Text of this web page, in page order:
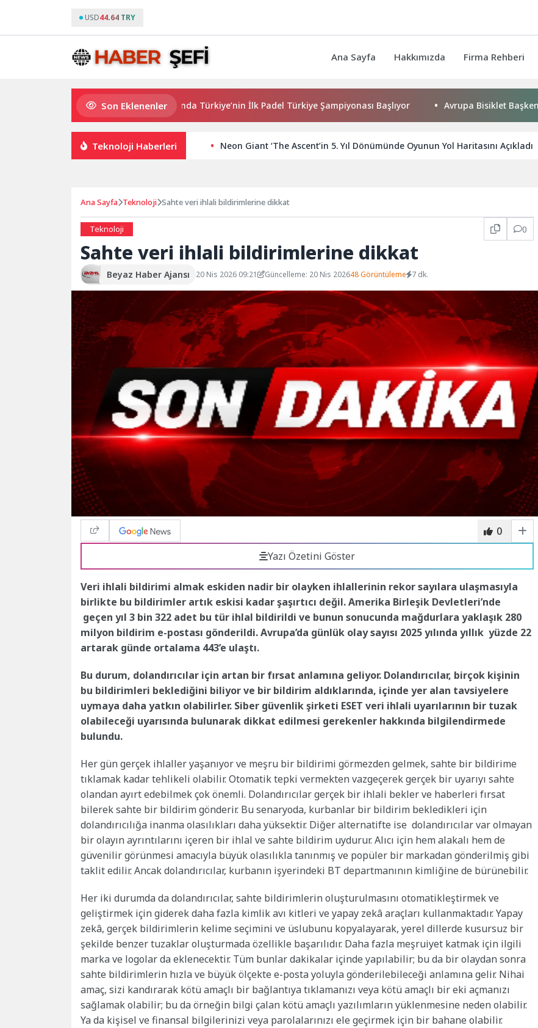
USD44.64 TRY
Ana Sayfa Hakkımızda Firma Rehberi
Son Eklenenler
QNB Türkiye Ana Sponsorluğunda Türkiye’nin İlk Padel Türkiye Şampiyonası Başlıyor Avrupa Bisiklet Başkenti
Teknoloji Haberleri Neon Giant ‘The Ascent’in 5. Yıl Dönümünde Oyunun Yol Haritasını Açıkladı
Ana Sayfa Teknoloji Sahte veri ihlali bildirimlerine dikkat
Teknoloji 0
Sahte veri ihlali bildirimlerine dikkat
Beyaz Haber Ajansı 20 Nis 2026 09:21 Güncelleme: 20 Nis 202648 Görüntüleme 7 dk.
0
Yazı Özetini Göster
Veri ihlali bildirimi almak eskiden nadir bir olayken ihlallerinin rekor sayılara ulaşmasıyla
birlikte bu bildirimler artık eskisi kadar şaşırtıcı değil. Amerika Birleşik Devletleri’nde
geçen yıl 3 bin 322 adet bu tür ihlal bildirildi ve bunun sonucunda mağdurlara yaklaşık 280
milyon bildirim e-postası gönderildi. Avrupa’da günlük olay sayısı 2025 yılında yıllık yüzde 22
artarak günde ortalama 443’e ulaştı.
Bu durum, dolandırıcılar için artan bir fırsat anlamına geliyor. Dolandırıcılar, birçok kişinin
bu bildirimleri beklediğini biliyor ve bir bildirim aldıklarında, içinde yer alan tavsiyelere
uymaya daha yatkın olabilirler. Siber güvenlik şirketi ESET veri ihlali uyarılarının bir tuzak
olabileceği uyarısında bulunarak dikkat edilmesi gerekenler hakkında bilgilendirmede
bulundu.
Her gün gerçek ihlaller yaşanıyor ve meşru bir bildirimi görmezden gelmek, sahte bir bildirime
tıklamak kadar tehlikeli olabilir. Otomatik tepki vermekten vazgeçerek gerçek bir uyarıyı sahte
olandan ayırt edebilmek çok önemli. Dolandırıcılar gerçek bir ihlali beklerve haberleri fırsat
bilerek sahte bir bildirim gönderir. Bu senaryoda, kurbanlar bir bildirim bekledikleri için
dolandırıcılığa inanma olasılıkları daha yüksektir. Diğer alternatifte ise dolandırıcılarvar olmayan
bir olayın ayrıntılarını içeren bir ihlal ve sahte bildirim uydurur. Alıcı için hem alakalı hem de
güvenilir görünmesi amacıyla büyük olasılıkla tanınmış ve popüler bir markadan gönderilmiş gibi
taklit edilir. Ancak dolandırıcılar, kurbanın işyerindeki BT departmanının kimliğine de bürünebilir.
Her iki durumda da dolandırıcılar, sahte bildirimlerin oluşturulmasını otomatikleştirmek ve
geliştirmek için giderek daha fazla kimlik avı kitleri ve yapay zekâ araçları kullanmaktadır. Yapay
zekâ, gerçek bildirimlerin kelime seçimini ve üslubunu kopyalayarak, yerel dillerde kusursuz bir
şekilde benzer tuzaklar oluşturmada özellikle başarılıdır. Daha fazla meşruiyet katmak için ilgili
marka ve logolar da eklenecektir. Tüm bunlar dakikalar içinde yapılabilir; bu da bir olaydan sonra
sahte bildirimlerin hızla ve büyük ölçekte e-posta yoluyla gönderilebileceği anlamına gelir. Nihai
amaç, sizi kandırarak kötü amaçlı bir bağlantıya tıklamanızı veya kötü amaçlı bir eki açmanızı
sağlamak olabilir; bu da örneğin bilgi çalan kötü amaçlı yazılımların yüklenmesine neden olabilir.
Ya da kişisel ve finansal bilgilerinizi veya parolalarınızı ele geçirmek için bir bahane olabilir.